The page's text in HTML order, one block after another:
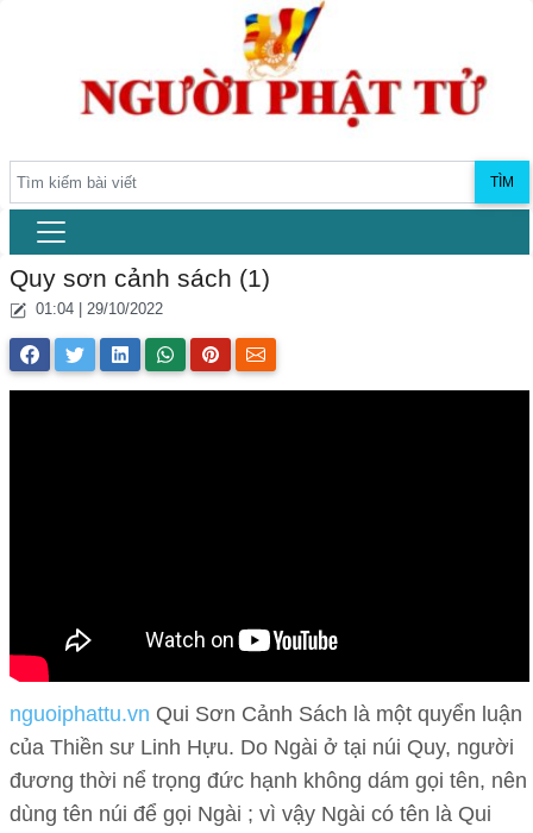
TÌM
Quy sơn cảnh sách (1)
01:04 | 29/10/2022
nguoiphattu.vn Qui Sơn Cảnh Sách là một quyển luận
của Thiền sư Linh Hựu. Do Ngài ở tại núi Quy, người
đương thời nể trọng đức hạnh không dám gọi tên, nên
dùng tên núi để gọi Ngài ; vì vậy Ngài có tên là Qui